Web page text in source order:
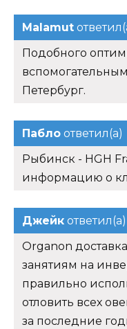
Malamut
Подобного
Петербург.
Пабло ответил(а)
Рыбинск - HGH
информацию о
Джейк ответил(а)
Organon
занятиям на
правильно
отловить всех
за последние